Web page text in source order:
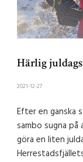
Härlig
2021-12-27
Efter en ganska
sambo sugna
göra en liten